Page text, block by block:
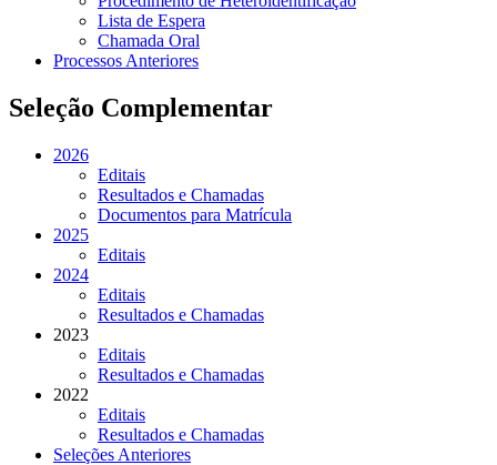
Lista de Espera
Chamada Oral
Processos Anteriores
Seleção Complementar
2026
Editais
Resultados e Chamadas
Documentos para Matrícula
2025
Editais
2024
Editais
Resultados e Chamadas
2023
Editais
Resultados e Chamadas
2022
Editais
Resultados e Chamadas
Seleções Anteriores